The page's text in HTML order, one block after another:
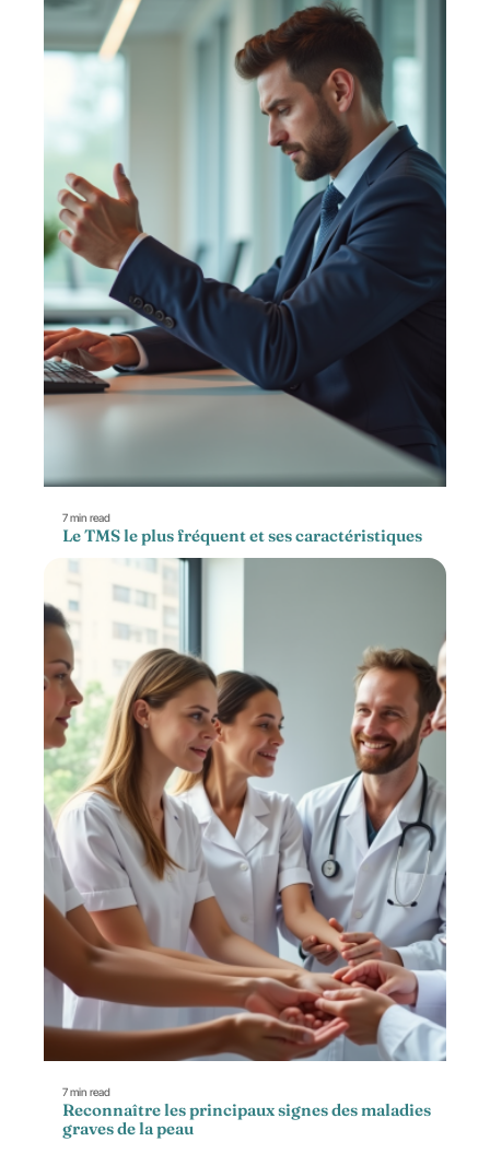
7 min read
Le TMS le plus fréquent et ses caractéristiques
7 min read
Reconnaître les principaux signes des maladies
graves de la peau